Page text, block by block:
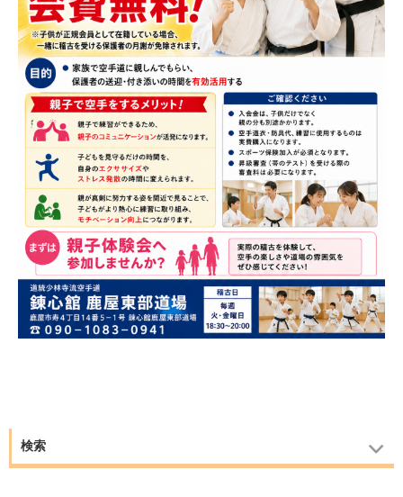
検索